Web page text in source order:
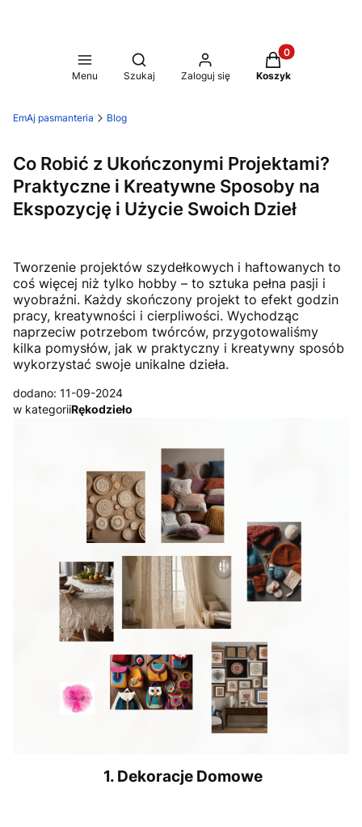
Menu
Otwórz wyszukiwarkę
Szukaj Zaloguj się
Produkty w
Koszyk
EmAj pasmanteria Blog
Co Robić z Ukończonymi Projektami?
Praktyczne i Kreatywne Sposoby na
Ekspozycję i Użycie Swoich Dzieł
Tworzenie projektów szydełkowych i haftowanych to
coś więcej niż tylko hobby – to sztuka pełna pasji i
wyobraźni. Każdy skończony projekt to efekt godzin
pracy, kreatywności i cierpliwości. Wychodząc
naprzeciw potrzebom twórców, przygotowaliśmy
kilka pomysłów, jak w praktyczny i kreatywny sposób
wykorzystać swoje unikalne dzieła.
dodano: 11-09-2024
w kategoriiRękodzieło
1. Dekoracje Domowe